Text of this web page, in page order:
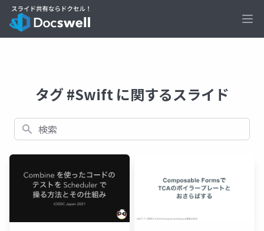
タグ #Swift に関するスライド
検索